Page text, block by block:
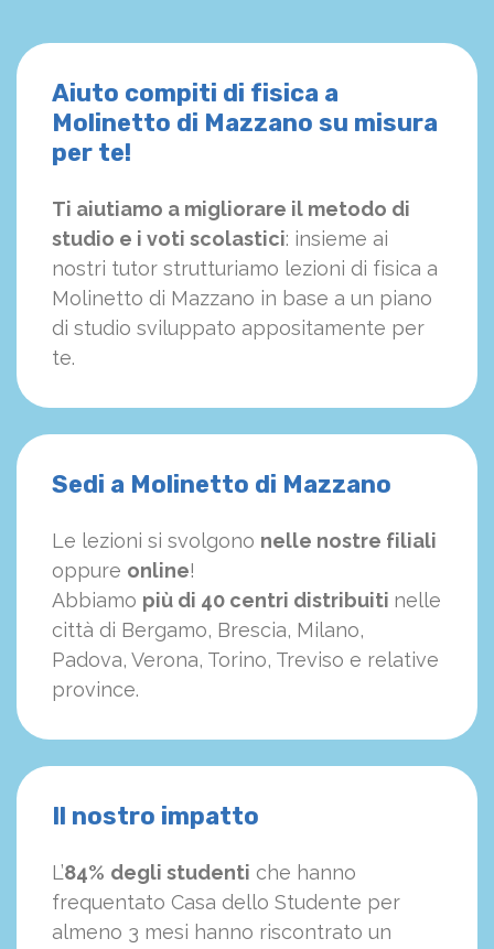
Aiuto compiti di fisica a
Molinetto di Mazzano su misura
per te!
Ti aiutiamo a migliorare il metodo di
studio e i voti scolastici: insieme ai
nostri tutor strutturiamo lezioni di fisica a
Molinetto di Mazzano in base a un piano
di studio sviluppato appositamente per
te.
Sedi a Molinetto di Mazzano
Le lezioni si svolgono nelle nostre filiali
oppure online!
Abbiamo più di 40 centri distribuiti nelle
città di Bergamo, Brescia, Milano,
Padova, Verona, Torino, Treviso e relative
province.
Il nostro impatto
L’84% degli studenti che hanno
frequentato Casa dello Studente per
almeno 3 mesi hanno riscontrato un